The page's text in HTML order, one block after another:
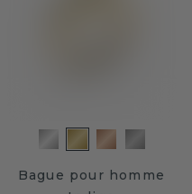
Bague pour homme